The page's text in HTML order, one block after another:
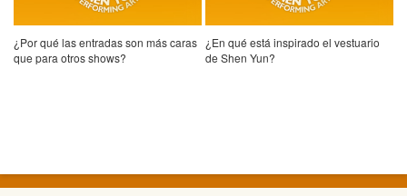
¿Por qué las entradas son más caras
que para otros shows?
¿En qué está inspirado el vestuario
de Shen Yun?